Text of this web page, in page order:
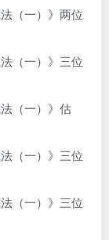
（一）》两位
（一）》三位
（一）》估
（一）》三位
（一）》三位